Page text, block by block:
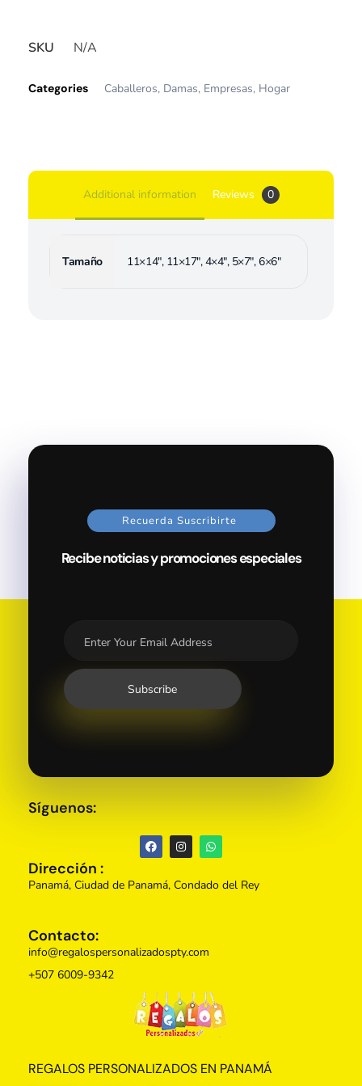
SKU N/A
Categories Caballeros, Damas, Empresas, Hogar
Additional information Reviews 0
Tamaño 11×14", 11×17", 4×4", 5×7", 6×6"
Recuerda Suscribirte
Recibe noticias y promociones especiales
REGALOS PERSONALIZADOS EN PANAMÁ
Contacto:
info@regalospersonalizadospty.com
+507 6009-9342
Dirección :
Panamá, Ciudad de Panamá, Condado del Rey
Síguenos: